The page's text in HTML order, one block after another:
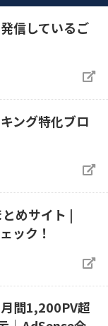
信しているご
ング特化ブロ
めサイト |
ック！
間1,200PV超